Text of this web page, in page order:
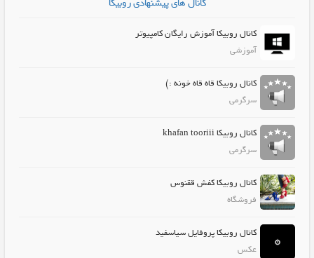
کانال های پیشنهادی روبیکا
کانال روبیکا آموزش رایگان کامپیوتر
آموزشی
کانال روبیکا قاه قاه خونه :)
سرگرمی
کانال روبیکا khafan tooriii
سرگرمی
کانال روبیکا کفش ققنوس
فروشگاه
کانال روبیکا پروفایل سیاسفید
عکس